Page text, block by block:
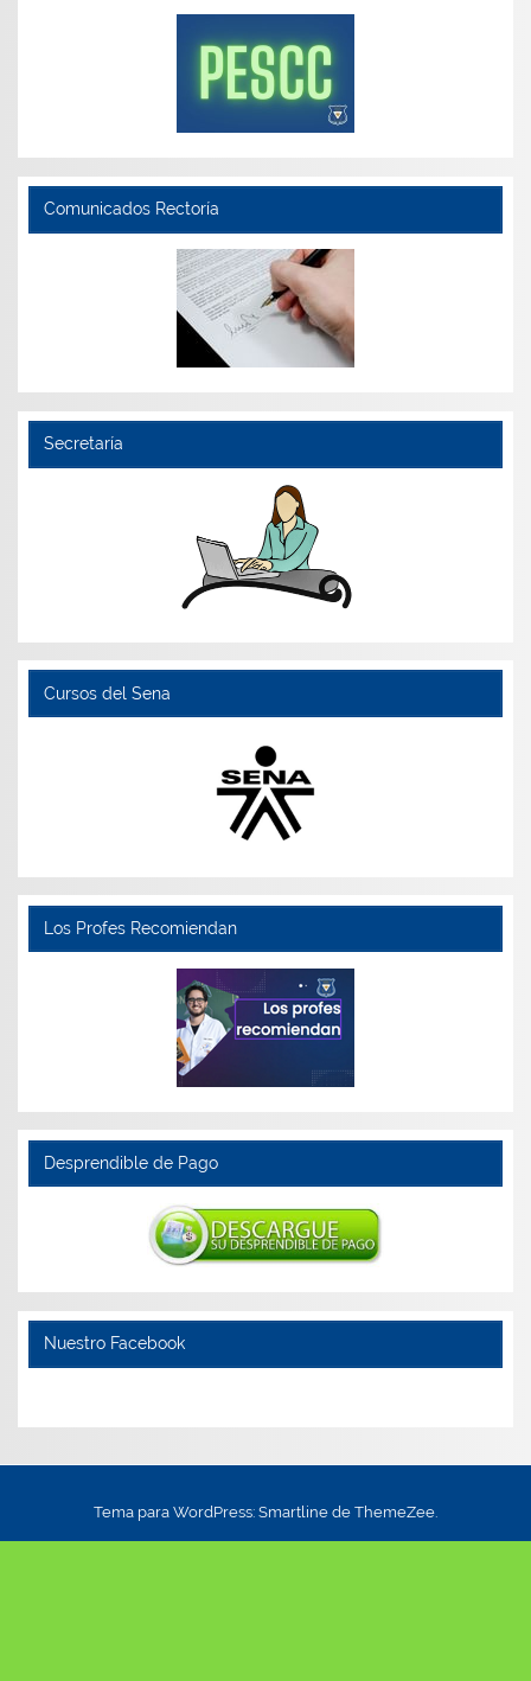
Comunicados Rectoría
Secretaría
Cursos del Sena
Los Profes Recomiendan
Desprendible de Pago
Nuestro Facebook
Tema para WordPress: Smartline de ThemeZee.